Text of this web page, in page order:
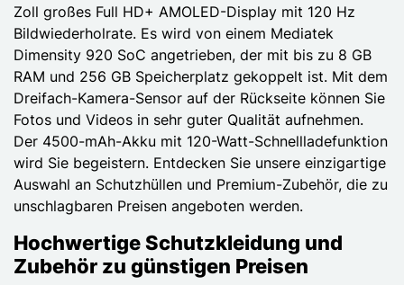
Zoll großes Full HD+ AMOLED-Display mit 120 Hz
Bildwiederholrate. Es wird von einem Mediatek
Dimensity 920 SoC angetrieben, der mit bis zu 8 GB
RAM und 256 GB Speicherplatz gekoppelt ist. Mit dem
Dreifach-Kamera-Sensor auf der Rückseite können Sie
Fotos und Videos in sehr guter Qualität aufnehmen.
Der 4500-mAh-Akku mit 120-Watt-Schnellladefunktion
wird Sie begeistern. Entdecken Sie unsere einzigartige
Auswahl an Schutzhüllen und Premium-Zubehör, die zu
unschlagbaren Preisen angeboten werden.
Hochwertige Schutzkleidung und
Zubehör zu günstigen Preisen